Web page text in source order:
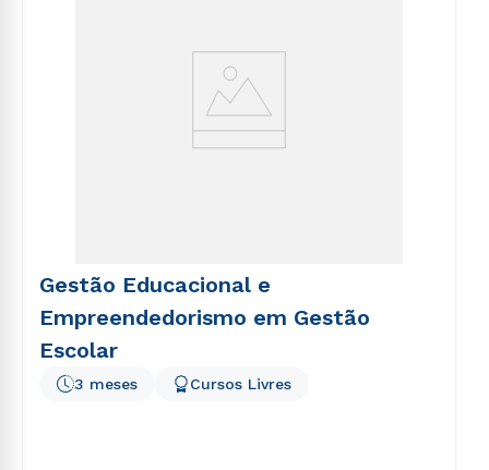
Gestão Educacional e
Empreendedorismo em Gestão
Escolar
3 meses Cursos Livres